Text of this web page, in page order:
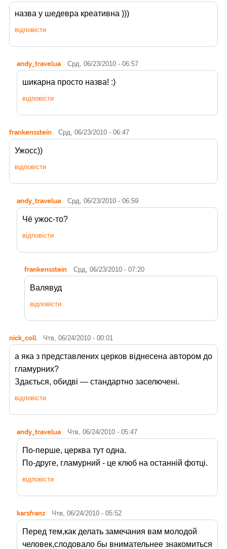
назва у шедевра креативна )))
відповісти
andy_travelua Срд, 06/23/2010 - 06:57
шикарна просто назва! :)
відповісти
frankensstein Срд, 06/23/2010 - 06:47
Ужосс))
відповісти
andy_travelua Срд, 06/23/2010 - 06:59
Чё ужос-то?
відповісти
frankensstein Срд, 06/23/2010 - 07:20
Валявуд
відповісти
nick_coll Чтв, 06/24/2010 - 00:01
а яка з представлених церков віднесена автором до
гламурних?
Здається, обидві — стандартно заселючені.
відповісти
andy_travelua Чтв, 06/24/2010 - 05:47
По-перше, церква тут одна.
По-друге, гламурний - це клюб на останній фотці.
відповісти
kar1franz Чтв, 06/24/2010 - 05:52
Перед тем,как делать замечания вам молодой
человек,слодовало бы внимательнее знакомиться